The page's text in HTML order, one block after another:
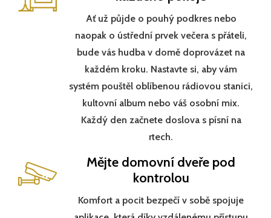
Ať už půjde o pouhý podkres nebo
naopak o ústřední prvek večera s přáteli,
bude vás hudba v domě doprovázet na
každém kroku. Nastavte si, aby vám
systém pouštěl oblíbenou rádiovou stanici,
kultovní album nebo váš osobní mix.
Každý den začnete doslova s písní na
rtech.
Mějte domovní dveře pod
kontrolou
Komfort a pocit bezpečí v sobě spojuje